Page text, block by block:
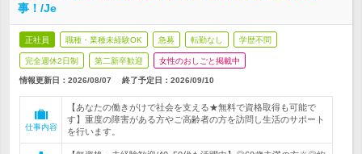
事！/Je
正社員 職種・業種未経験OK 急募 転勤なし 学歴不問
完全週休2日制 第二新卒歓迎 女性のおしごと掲載中
情報更新日：2026/08/07 終了予定日： 2026/09/10
仕事内容
【あなたの働きがけで社会を支える★無料で資格取得も可能で
す】重度の障害がある方やご高齢者の方を訪問し生活のサポート
を行います。